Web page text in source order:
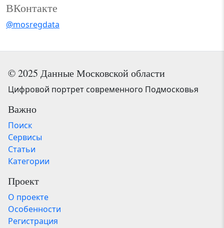
ВКонтакте
@mosregdata
© 2025 Данные Московской области
Цифровой портрет современного Подмосковья
Важно
Поиск
Сервисы
Статьи
Категории
Проект
О проекте
Особенности
Регистрация